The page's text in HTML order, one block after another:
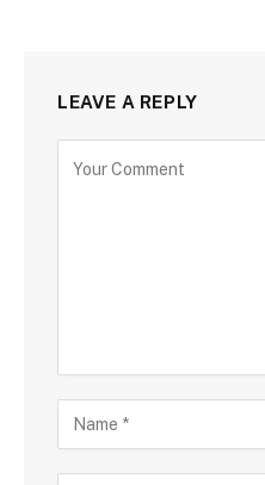
LEAVE A REPLY